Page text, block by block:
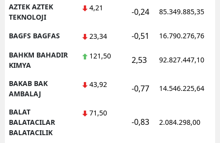
AZTEK AZTEK
TEKNOLOJI
4,21 -0,24 85.349.885,35
BAGFS BAGFAS 23,34 -0,51 16.790.276,76
BAHKM BAHADIR
KIMYA
121,50 2,53 92.827.447,10
BAKAB BAK
AMBALAJ
43,92 -0,77 14.546.225,64
BALAT
BALATACILAR
BALATACILIK
71,50
-0,83 2.084.298,00